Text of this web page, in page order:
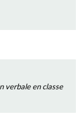
verbale en classe